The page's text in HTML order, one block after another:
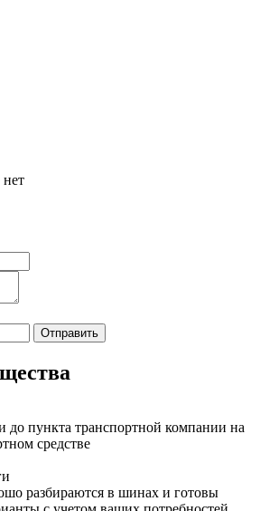
Отправить
пункта транспортной компании на
средстве
разбираются в шинах и готовы